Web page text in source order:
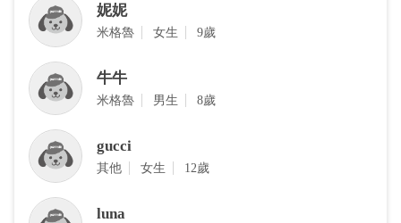
妮妮
米格魯 女生 9歲
牛牛
米格魯 男生 8歲
gucci
其他 女生 12歲
luna